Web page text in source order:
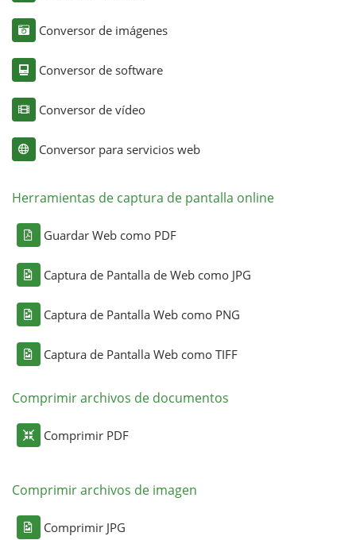
Conversor de imágenes
Conversor de software
Conversor de vídeo
Conversor para servicios web
Herramientas de captura de pantalla online
Guardar Web como PDF
Captura de Pantalla de Web como JPG
Captura de Pantalla Web como PNG
Captura de Pantalla Web como TIFF
Comprimir archivos de documentos
Comprimir PDF
Comprimir archivos de imagen
Comprimir JPG